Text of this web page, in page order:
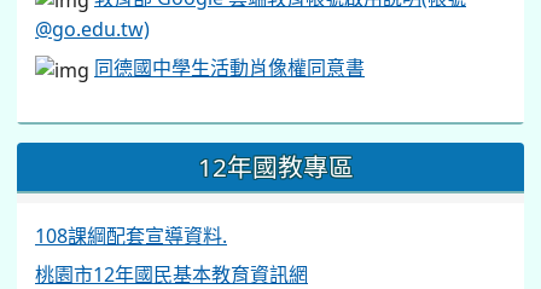
@go.edu.tw)
同德國中學生活動肖像權同意書
12年國教專區
108課綱配套宣導資料.
桃園市12年國民基本教育資訊網